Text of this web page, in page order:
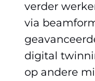
verder
via
digital
op andere